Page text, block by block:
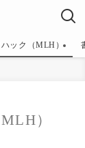
ック（MLH）
）